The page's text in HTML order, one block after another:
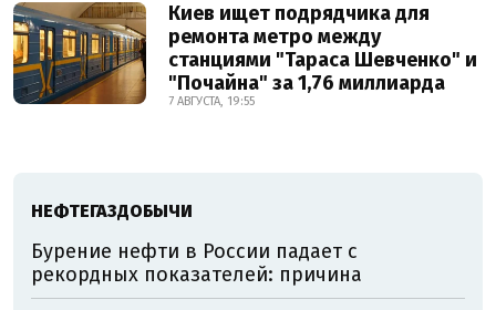
Киев ищет подрядчика для
ремонта метро между
станциями "Тараса Шевченко" и
"Почайна" за 1,76 миллиарда
7 АВГУСТА, 19:55
НЕФТЕГАЗДОБЫЧИ
Бурение нефти в России падает с
рекордных показателей: причина